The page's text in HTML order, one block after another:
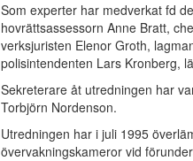
Som experter har medverkat fd
hovrättsassessorn Anne Bratt,
verksjuristen Elenor Groth,
polisintendenten Lars Kronberg,
Sekreterare åt utredningen har
Torbjörn Nordenson.
Utredningen har i juli 1995
övervakningskameror vid